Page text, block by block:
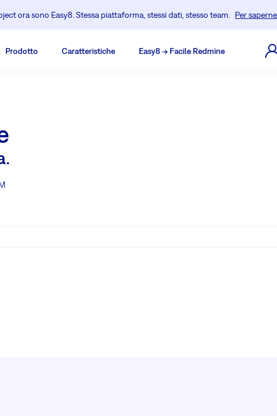
ora sono Easy8. Stessa piattaforma, stessi dati, stesso team. Per
Prodotto Caratteristiche Easy8 -> Facile Redmine